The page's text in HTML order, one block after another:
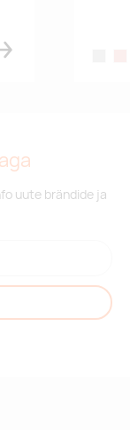
uute brändide ja